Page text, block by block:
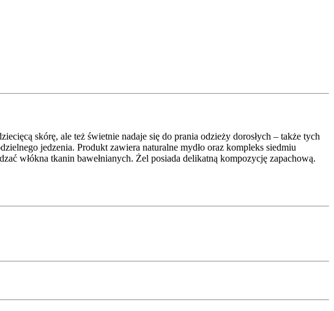
skórę, ale też świetnie nadaje się do prania odzieży dorosłych – także tych
jedzenia. Produkt zawiera naturalne mydło oraz kompleks siedmiu
włókna tkanin bawełnianych. Żel posiada delikatną kompozycję zapachową.